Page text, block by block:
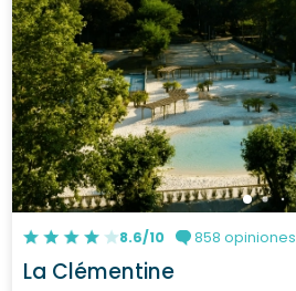
8.6/10 858 opiniones
La Clémentine